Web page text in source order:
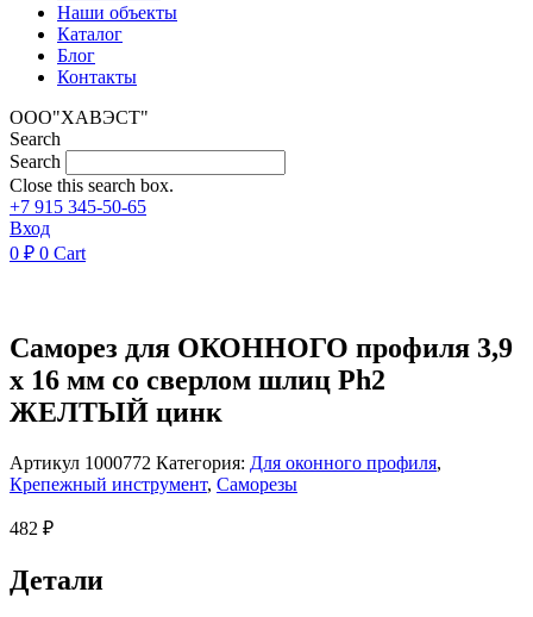
Наши объекты
Каталог
Блог
Контакты
ООО"ХАВЭСТ"
Search
Search
Close this search box.
+7 915 345-50-65
Вход
0 ₽ 0 Cart
Саморез для ОКОННОГО профиля 3,9
х 16 мм со сверлом шлиц Ph2
ЖЕЛТЫЙ цинк
Артикул 1000772 Категория: Для оконного профиля,
Крепежный инструмент, Саморезы
482 ₽
Детали